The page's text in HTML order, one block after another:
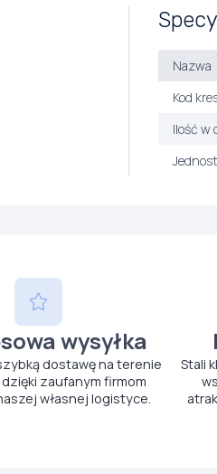
Nazwa
Kod
Ilość w
wysyłka
dostawę na terenie
dzięki zaufanym firmom
własnej logistyce.
Stali